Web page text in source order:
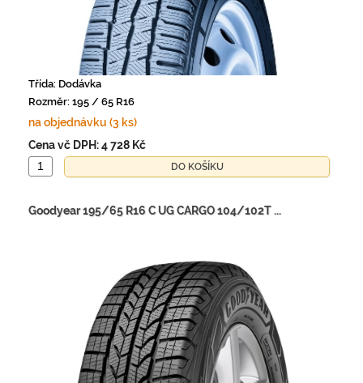
Třída: Dodávka
Rozměr: 195 / 65 R16
na objednávku (3 ks)
Cena vč DPH:4 728 Kč
Goodyear 195/65 R16 C UG CARGO 104/102T ...